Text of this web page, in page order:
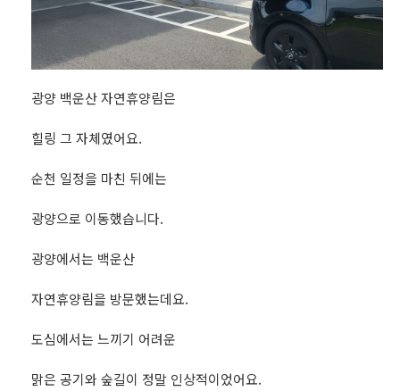
광양 백운산 자연휴양림은
힐링 그 자체였어요.
순천 일정을 마친 뒤에는
광양으로 이동했습니다.
광양에서는 백운산
자연휴양림을 방문했는데요.
도심에서는 느끼기 어려운
맑은 공기와 숲길이 정말 인상적이었어요.